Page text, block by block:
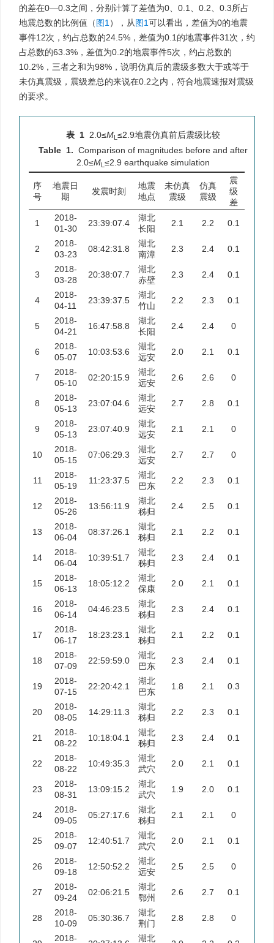
的差在0—0.3之间，分别计算了差值为0、0.1、0.2、0.3所占
地震总数的比例值（图1 ），从图1可以看出，差值为0的地震
事件12次，约占总数的24.5%，差值为0.1的地震事件31次，约
占总数的63.3%，差值为0.2的地震事件5次，约占总数的
10.2%，三者之和为98%，说明仿真后的震级多数大于或等于
未仿真震级，震级差总的来说在0.2之内，符合地震速报对震级
的要求。
表 1 2.0≤ML ≤2.9地震仿真前后震级比较
Table 1. Comparison of magnitudes before and after
2.0≤ML ≤2.9 earthquake simulation
序
号
地震日
期
发震时刻
地震
地点
未仿真
震级
仿真
震级
震
级
差
1
2018-
01-30
23:39:07.4
湖北
长阳
2.1 2.2 0.1
2
2018-
03-23
08:42:31.8
湖北
南漳
2.3 2.4 0.1
3
2018-
03-28
20:38:07.7
湖北
赤壁
2.3 2.4 0.1
4
2018-
04-11
23:39:37.5
湖北
竹山
2.2 2.3 0.1
5
2018-
04-21
16:47:58.8
湖北
长阳
2.4 2.4 0
6
2018-
05-07
10:03:53.6
湖北
远安
2.0 2.1 0.1
7
2018-
05-10
02:20:15.9
湖北
远安
2.6 2.6 0
8
2018-
05-13
23:07:04.6
湖北
远安
2.7 2.8 0.1
9
2018-
05-13
23:07:40.9
湖北
远安
2.1 2.1 0
10
2018-
05-15
07:06:29.3
湖北
远安
2.7 2.7 0
11
2018-
05-19
11:23:37.5
湖北
巴东
2.2 2.3 0.1
12
2018-
05-26
13:56:11.9
湖北
秭归
2.4 2.5 0.1
13
2018-
06-04
08:37:26.1
湖北
秭归
2.1 2.2 0.1
14
2018-
06-04
10:39:51.7
湖北
秭归
2.3 2.4 0.1
15
2018-
06-13
18:05:12.2
湖北
保康
2.0 2.1 0.1
16
2018-
06-14
04:46:23.5
湖北
秭归
2.3 2.4 0.1
17
2018-
06-17
18:23:23.1
湖北
秭归
2.1 2.2 0.1
18
2018-
07-09
22:59:59.0
湖北
巴东
2.3 2.4 0.1
19
2018-
07-15
22:20:42.1
湖北
巴东
1.8 2.1 0.3
20
2018-
08-05
14:29:11.3
湖北
秭归
2.2 2.3 0.1
21
2018-
08-22
10:18:04.1
湖北
秭归
2.3 2.4 0.1
22
2018-
08-22
10:49:35.3
湖北
武穴
2.0 2.1 0.1
23
2018-
08-31
13:09:15.2
湖北
武穴
1.9 2.0 0.1
24
2018-
09-05
05:27:17.6
湖北
秭归
2.1 2.1 0
25
2018-
09-07
12:40:51.7
湖北
武穴
2.0 2.1 0.1
26
2018-
09-18
12:50:52.2
湖北
远安
2.5 2.5 0
27
2018-
09-24
02:06:21.5
湖北
鄂州
2.6 2.7 0.1
28
2018-
10-09
05:30:36.7
湖北
荆门
2.8 2.8 0
2018- 湖北